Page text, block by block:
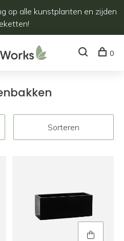
op alle kunstplanten en zijden
0
Sorteren